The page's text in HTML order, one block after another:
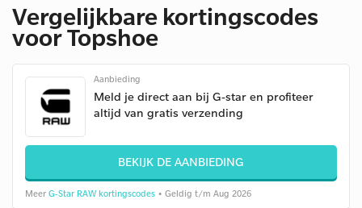
Vergelijkbare kortingscodes
voor Topshoe
Aanbieding
Meld je direct aan bij G-star en profiteer
altijd van gratis verzending
BEKIJK DE AANBIEDING
Meer G-Star RAW kortingscodes • Geldig t/m Aug 2026